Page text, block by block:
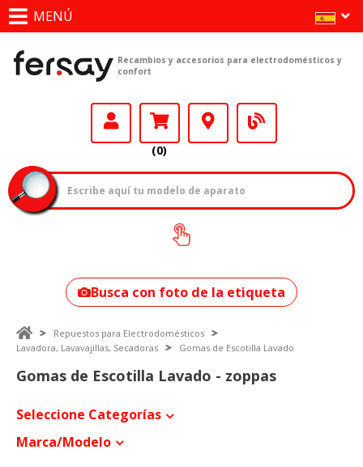
MENÚ
Recambios y accesorios para electrodomésticos y
confort
(0)
¿Cómo encontrar
tu modelo?
Busca con foto de la etiqueta
Repuestos para Electrodomésticos
Lavadora, Lavavajillas, Secadoras
Gomas de Escotilla Lavado
Gomas de Escotilla Lavado - zoppas
Seleccione Categorías
Marca/modelo